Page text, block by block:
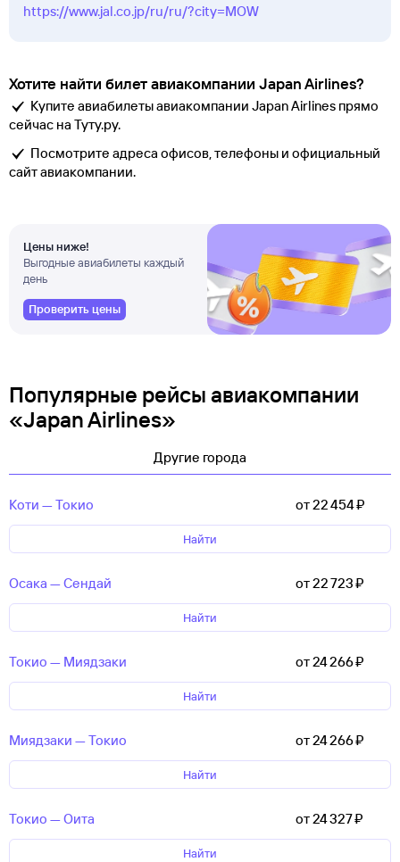
https://www.jal.co.jp/ru/ru/?city=MOW
Хотите найти билет авиакомпании Japan Airlines?
Купите авиабилеты авиакомпании Japan Airlines прямо
сейчас на Туту.ру.
Посмотрите адреса офисов, телефоны и официальный
сайт авиакомпании.
Цены ниже!
Выгодные авиабилеты каждый
день
Проверить цены
Популярные рейсы авиакомпании
«Japan Airlines»
Другие города
Коти — Токио от 22 ⁠454 ⁠₽
Найти
Осака — Сендай от 22 ⁠723 ⁠₽
Найти
Токио — Миядзаки от 24 ⁠266 ⁠₽
Найти
Миядзаки — Токио от 24 ⁠266 ⁠₽
Найти
Токио — Оита от 24 ⁠327 ⁠₽
Найти